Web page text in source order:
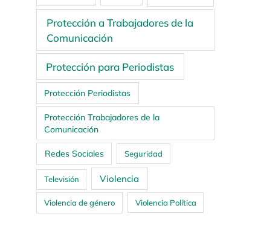
Protección a Trabajadores de la
Comunicación
Protección para Periodistas
Protección Periodistas
Protección Trabajadores de la
Comunicación
Redes Sociales Seguridad
Televisión Violencia
Violencia de género Violencia Política